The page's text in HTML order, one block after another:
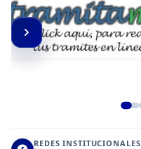
REDES INSTITUCIONALES